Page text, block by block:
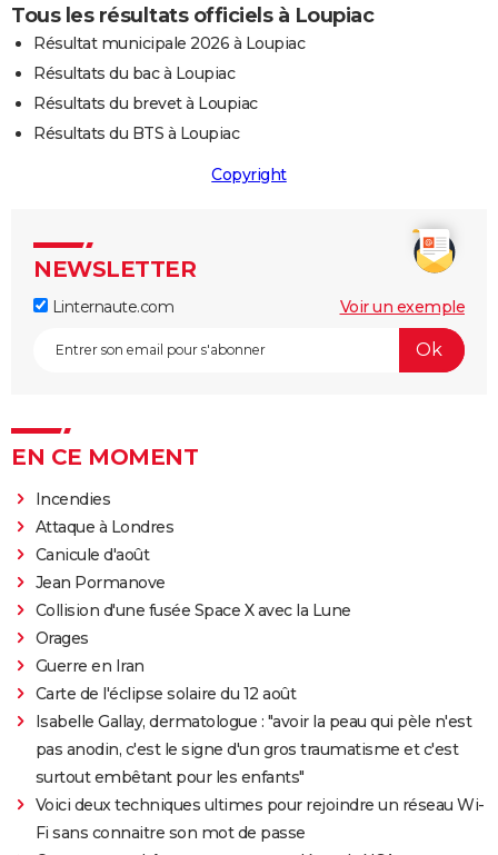
Tous les résultats officiels à Loupiac
Résultat municipale 2026 à Loupiac
Résultats du bac à Loupiac
Résultats du brevet à Loupiac
Résultats du BTS à Loupiac
Copyright
NEWSLETTER
Linternaute.com Voir un exemple
EN CE MOMENT
Incendies
Attaque à Londres
Canicule d'août
Jean Pormanove
Collision d'une fusée Space X avec la Lune
Orages
Guerre en Iran
Carte de l'éclipse solaire du 12 août
Isabelle Gallay, dermatologue : "avoir la peau qui pèle n'est
pas anodin, c'est le signe d'un gros traumatisme et c'est
surtout embêtant pour les enfants"
Voici deux techniques ultimes pour rejoindre un réseau Wi-
Fi sans connaitre son mot de passe